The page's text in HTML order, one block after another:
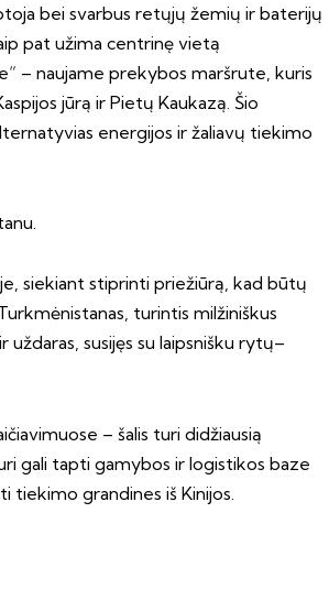
bei svarbus retųjų žemių ir baterijų
pat užima centrinę vietą
– naujame prekybos maršrute, kuris
jūrą ir Pietų Kaukazą. Šio
energijos ir žaliavų tiekimo
siekiant stiprinti priežiūrą, kad būtų
turintis milžiniškus
susijęs su laipsnišku rytų–
– šalis turi didžiausią
gali tapti gamybos ir logistikos baze
tiekimo grandines iš Kinijos.